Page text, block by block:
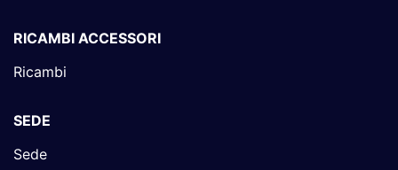
RICAMBI ACCESSORI
Ricambi
SEDE
Sede